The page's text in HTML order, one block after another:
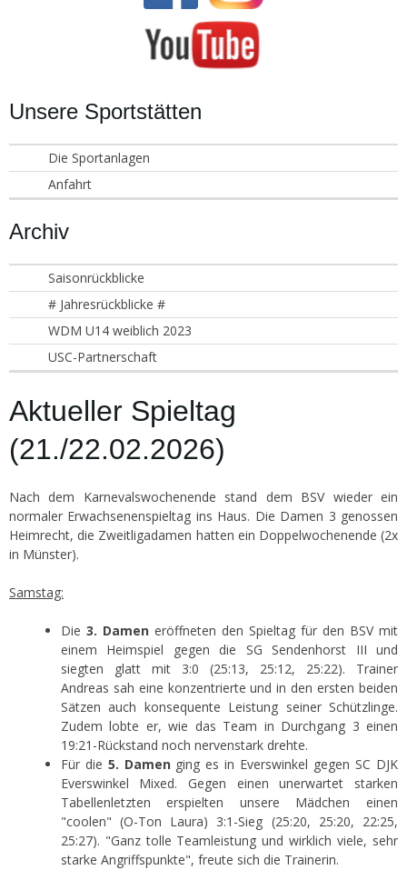
Unsere Sportstätten
Die Sportanlagen
Anfahrt
Archiv
Saisonrückblicke
# Jahresrückblicke #
WDM U14 weiblich 2023
USC-Partnerschaft
Aktueller Spieltag
(21./22.02.2026)
Nach dem Karnevalswochenende stand dem BSV wieder ein
normaler Erwachsenenspieltag ins Haus. Die Damen 3 genossen
Heimrecht, die Zweitligadamen hatten ein Doppelwochenende (2x
in Münster).
Samstag:
Die 3. Dameneröffneten den Spieltag für den BSV mit
einem Heimspiel gegen die SG Sendenhorst III und
siegten glatt mit 3:0 (25:13, 25:12, 25:22). Trainer
Andreas sah eine konzentrierte und in den ersten beiden
Sätzen auch konsequente Leistung seiner Schützlinge.
Zudem lobte er, wie das Team in Durchgang 3 einen
19:21-Rückstand noch nervenstark drehte.
Für die 5. Damenging es in Everswinkel gegen SC DJK
Everswinkel Mixed. Gegen einen unerwartet starken
Tabellenletzten erspielten unsere Mädchen einen
"coolen" (O-Ton Laura) 3:1-Sieg (25:20, 25:20, 22:25,
25:27). "Ganz tolle Teamleistung und wirklich viele, sehr
starke Angriffspunkte", freute sich die Trainerin.